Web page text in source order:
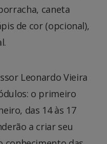
caneta
de cor (opcional),
Leonardo Vieira
o primeiro
das 14 às 17
a criar seu